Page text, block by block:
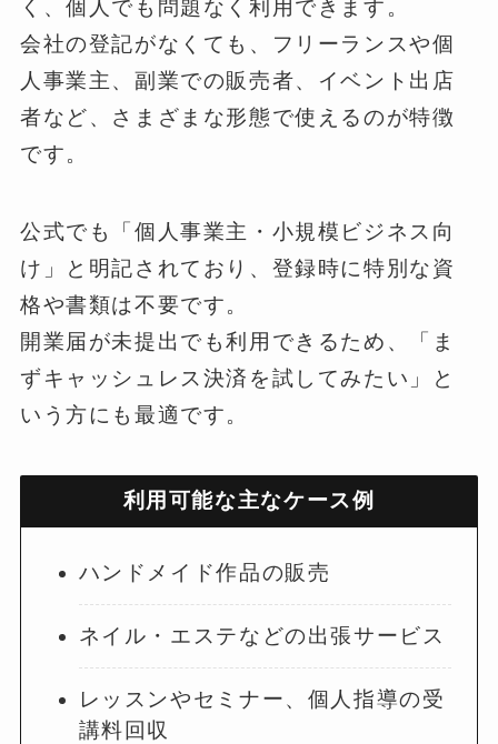
く、個人でも問題なく利用できます。
会社の登記がなくても、フリーランスや個
人事業主、副業での販売者、イベント出店
者など、さまざまな形態で使えるのが特徴
です。
公式でも「個人事業主・小規模ビジネス向
け」と明記されており、登録時に特別な資
格や書類は不要です。
開業届が未提出でも利用できるため、「ま
ずキャッシュレス決済を試してみたい」と
いう方にも最適です。
利用可能な主なケース例
ハンドメイド作品の販売
ネイル・エステなどの出張サービス
レッスンやセミナー、個人指導の受
講料回収